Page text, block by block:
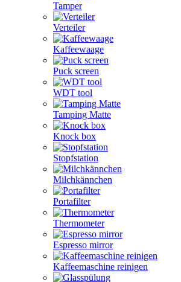
Tamper
Verteiler
Kaffeewaage
Puck screen
WDT tool
Tamping Matte
Knock box
Stopfstation
Milchkännchen
Portafilter
Thermometer
Espresso mirror
Kaffeemaschine reinigen